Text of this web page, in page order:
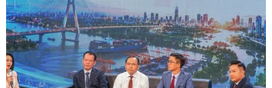
Cần Thơ xem xét đề xuất xây dựng Tổ
hợp Giáo dục-Đào tạo 636 tỷ đồng
06/08/2026 13:24